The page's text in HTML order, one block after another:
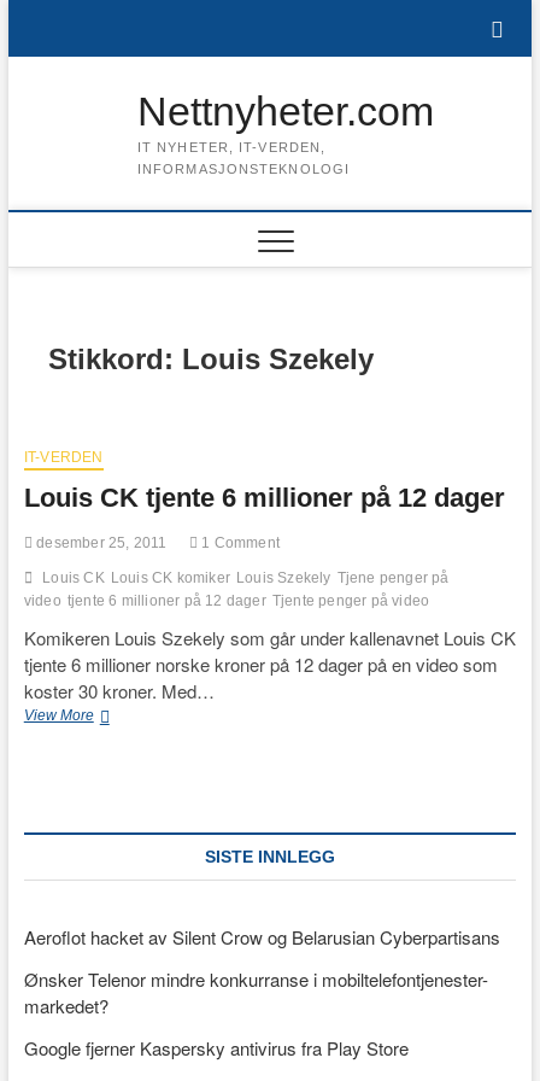
content
Nettnyheter.com
IT NYHETER, IT-VERDEN,
INFORMASJONSTEKNOLOGI
Stikkord: Louis Szekely
IT-VERDEN
Louis CK tjente 6 millioner på 12 dager
desember 25, 2011 1 Comment
Louis CK Louis CK komiker Louis Szekely Tjene penger på
video tjente 6 millioner på 12 dager Tjente penger på video
Komikeren Louis Szekely som går under kallenavnet Louis CK
tjente 6 millioner norske kroner på 12 dager på en video som
koster 30 kroner. Med…
View MoreLouis
SISTE INNLEGG
Aeroflot hacket av Silent Crow og Belarusian Cyberpartisans
Ønsker Telenor mindre konkurranse i mobiltelefontjenester-
markedet?
Google fjerner Kaspersky antivirus fra Play Store